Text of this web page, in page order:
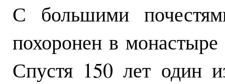
С большими
похоронен в
Спустя 150 лет один